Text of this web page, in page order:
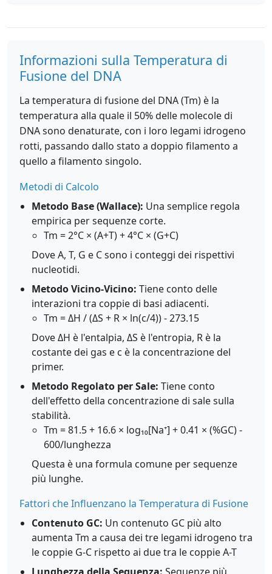
Informazioni sulla Temperatura di
Fusione del DNA
La temperatura di fusione del DNA (Tm) è la
temperatura alla quale il 50% delle molecole di
DNA sono denaturate, con i loro legami idrogeno
rotti, passando dallo stato a doppio filamento a
quello a filamento singolo.
Metodi di Calcolo
Metodo Base (Wallace): Una semplice regola
empirica per sequenze corte.
Tm = 2°C × (A+T) + 4°C × (G+C)
Dove A, T, G e C sono i conteggi dei rispettivi
nucleotidi.
Metodo Vicino-Vicino: Tiene conto delle
interazioni tra coppie di basi adiacenti.
Tm = ΔH / (ΔS + R × ln(c/4)) - 273.15
Dove ΔH è l'entalpia, ΔS è l'entropia, R è la
costante dei gas e c è la concentrazione del
primer.
Metodo Regolato per Sale: Tiene conto
dell'effetto della concentrazione di sale sulla
stabilità.
Tm = 81.5 + 16.6 × log₁₀[Na⁺] + 0.41 × (%GC) -
600/lunghezza
Questa è una formula comune per sequenze
più lunghe.
Fattori che Influenzano la Temperatura di Fusione
Contenuto GC: Un contenuto GC più alto
aumenta Tm a causa dei tre legami idrogeno tra
le coppie G-C rispetto ai due tra le coppie A-T